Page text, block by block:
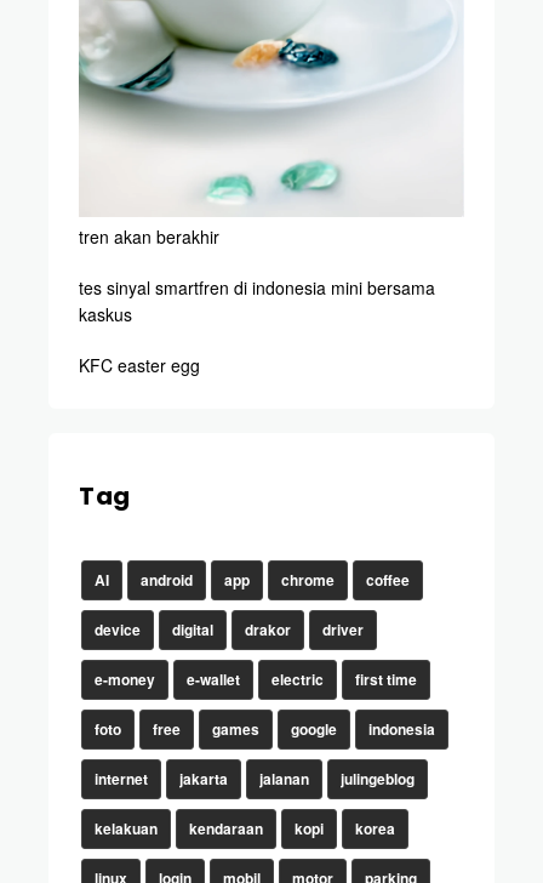
tren akan berakhir
tes sinyal smartfren di indonesia mini bersama
kaskus
KFC easter egg
Tag
AI android app chrome coffee
device digital drakor driver
e-money e-wallet electric first time
foto free games google indonesia
internet jakarta jalanan julingeblog
kelakuan kendaraan kopi korea
linux login mobil motor parking